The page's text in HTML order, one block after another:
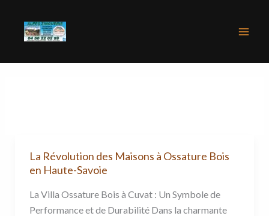
contenu
La Révolution des Maisons à Ossature Bois
en Haute-Savoie
La Villa Ossature Bois à Cuvat : Un Symbole de
Performance et de Durabilité Dans la charmante
La
Révolution